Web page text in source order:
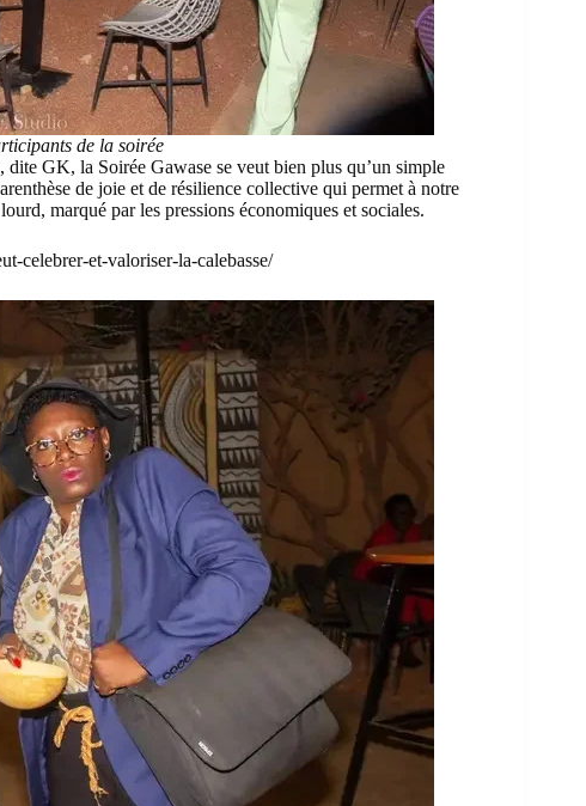
de la soirée
GK, la Soirée Gawase se veut bien plus qu’un simple
de joie et de résilience collective qui permet à notre
marqué par les pressions économiques et sociales.
celebrer-et-valoriser-la-calebasse/